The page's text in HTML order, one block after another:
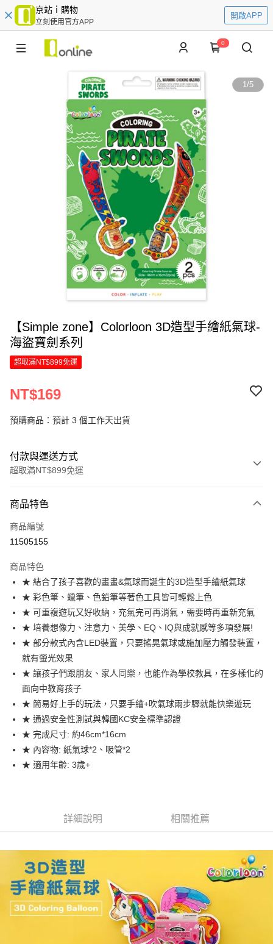
京站ｉ購物
立刻使用官方APP
開啟APP
0
1/5
【Simple zone】Colorloon 3D造型手繪紙氣球-
海盜寶劍系列
超取滿NT$899免運
NT$169
預購商品：預計 3 個工作天出貨
付款與運送方式
超取滿NT$899免運
信用卡一次付款
LINE Pay
街口支付
悠遊付
Google Pay
全盈+PAY
大哥付你分期
相關說明
【大哥付你分期使用說明】
1.本服務由台灣大哥大提供，台灣大哥大用戶可立即使用無須另外申請。
2.付款方式選擇「大哥付你分期」，訂單成立後會自動跳轉到大哥付的交易
流程，驗證手機門號後，選擇欲分期的期數、繳款截止日，確認付款後即完
3.實際核准額度、可分期數及費用金額請依後續交易確認頁面所載為準。
4.訂單成立30分鐘內，如未前往確認交易或遇審核未通過，訂單將自動取
【注意事項】
1.本服務係由「台灣大哥大股份有限公司」（以下簡稱本公司）所提供，讓
用戶於交易時，得透過本服務購買商品或服務，並由商店將買賣／分期付款
買賣價金債權讓與本公司後，依約使用本公司帳單繳交帳款。
2.基於同意付款使用「大哥付你分期」之契約關係目的，商店將以您的個人
資料（包含姓名、電話或地址）提供予台灣大哥大進項蒐集、處理及利用，
由本公司與您本人進行分期帳單所需資料之確認、核對及更正。
3.完整用戶服務條款，請詳閱以下連結：https://oppay.tw/userRule
AFTEE先享後付
相關說明
【關於「AFTEE先享後付」】
AFTEE先享後付是「在收到商品之後才付款」的支付方式。 讓您購物簡單
１．簡單：不需註冊會員、不需綁卡、不需儲值。
【「AFTEE先享後付」結帳流程】
１．於結帳方式選擇「AFTEE先享後付」後，將跳轉至「AFTEE先享後付」
３．收到繳費通知簡訊後14天內，點擊此簡訊中的連結，可透過四大超商／
ATM／網路銀行／等多元方式進行付款，方視為交易完成。
※ 請注意：結帳手續完成當下不需立刻繳費，但若您需要取消訂單，請聯絡
購買商品的店家。未經商家同意取消之訂單仍視為有效，需透過AFTEE先享
後付繳納相關費用。
※ 交易是否成功請以「AFTEE先享後付 」之結帳頁面顯示為準，若有關於
是否繳費成功／繳費後需取消欲退款等相關疑問，請聯繫「AFTEE先享後付
https://netprotections.freshdesk.com/support/home
ATM付款
每筆NT$70，滿NT$899(含以上)免運費
宅配
每筆NT$100，滿NT$1,000(含以上)免運費
京站台北店客服中心(1F星巴克旁) 即日起不提供京站紙袋，取件時
請自備購物袋，若需購買紙袋可現場詢問
商品特色
商品編號
11505155
商品特色
★ 結合了孩子喜歡的畫畫&氣球而誕生的3D造型手繪紙氣球
★ 彩色筆、蠟筆、色鉛筆等著色工具皆可輕鬆上色
★ 可重複遊玩又好收納，充氣完可再消氣，需要時再重新充氣
★ 培養想像力、注意力、美學、EQ、IQ與成就感等多項發展!
★ 部分款式內含LED裝置，只要搖晃氣球或施加壓力觸發裝置，
就有螢光效果
★ 讓孩子們跟朋友、家人同樂，也能作為學校教具，在多樣化的
面向中教育孩子
★ 簡易好上手的玩法，只要手繪+吹氣球兩步驟就能快樂遊玩
★ 通過安全性測試與韓國KC安全標準認證
★ 完成尺寸: 約46cm*16cm
★ 內容物: 紙氣球*2、吸管*2
★ 適用年齡: 3歲+
詳細說明 相關推薦